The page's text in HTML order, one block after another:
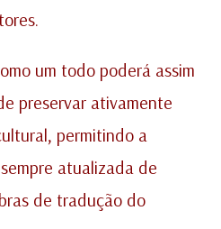
um todo poderá assim
preservar ativamente
permitindo a
atualizada de
de tradução do